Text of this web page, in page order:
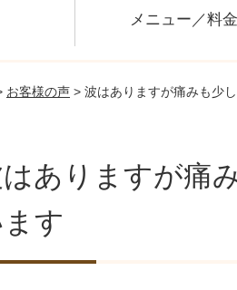
メニュー／料金
お客様の声 > 波はありますが痛みも少
ありますが痛
す